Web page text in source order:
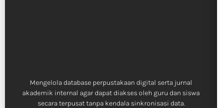
Mengelola database perpustakaan digital serta jurnal
akademik internal agar dapat diakses oleh guru dan siswa
secara terpusat tanpa kendala sinkronisasi data.